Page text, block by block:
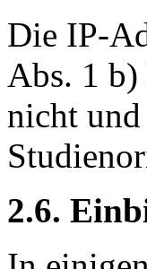
Die IP-
Abs. 1
nicht
2.6.